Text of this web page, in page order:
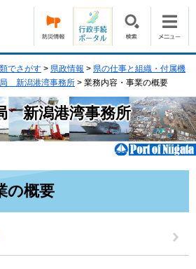
でさがす > 県政情報 > 県の仕事と組織・付属機
新潟港湾事務所 > 業務内容・事業の概要
新潟港湾事務所
の概要